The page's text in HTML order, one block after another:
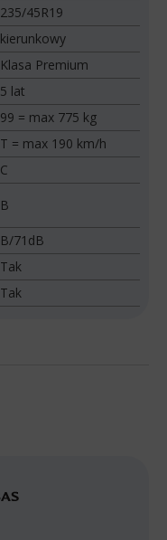
235/45R19
kierunkowy
Klasa Premium
5 lat
99 = max 775 kg
T = max 190 km/h
C
B
B/71dB
Tak
Tak